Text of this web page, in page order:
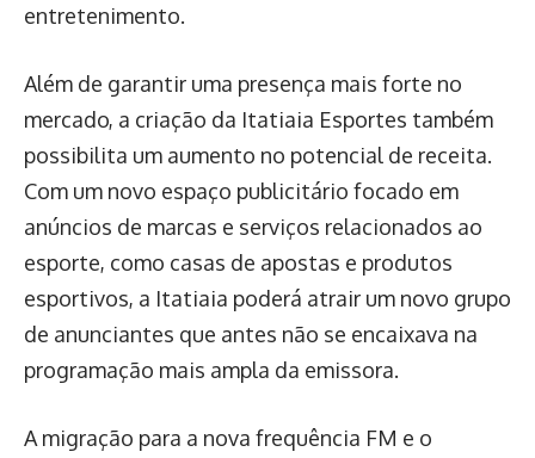
entretenimento.
Além de garantir uma presença mais forte no
mercado, a criação da Itatiaia Esportes também
possibilita um aumento no potencial de receita.
Com um novo espaço publicitário focado em
anúncios de marcas e serviços relacionados ao
esporte, como casas de apostas e produtos
esportivos, a Itatiaia poderá atrair um novo grupo
de anunciantes que antes não se encaixava na
programação mais ampla da emissora.
A migração para a nova frequência FM e o